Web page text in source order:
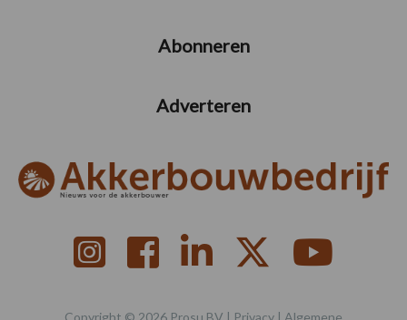
Abonneren
Adverteren